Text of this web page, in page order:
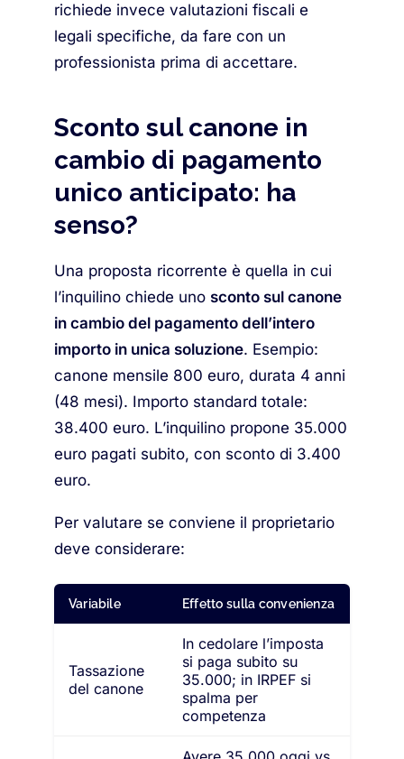
richiede invece valutazioni fiscali e
legali specifiche, da fare con un
professionista prima di accettare.
Sconto sul canone in
cambio di pagamento
unico anticipato: ha
senso?
Una proposta ricorrente è quella in cui
l’inquilino chiede uno sconto sul canone
in cambio del pagamento dell’intero
importo in unica soluzione. Esempio:
canone mensile 800 euro, durata 4 anni
(48 mesi). Importo standard totale:
38.400 euro. L’inquilino propone 35.000
euro pagati subito, con sconto di 3.400
euro.
Per valutare se conviene il proprietario
deve considerare:
Variabile Effetto sulla convenienza
Tassazione
del canone
In cedolare l’imposta
si paga subito su
35.000; in IRPEF si
spalma per
competenza